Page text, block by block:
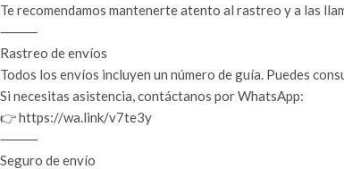
Te recomendamos mantenerte atento al rastreo y a las
⸻
Rastreo de envíos
Todos los envíos incluyen un número de guía. Puedes
Si necesitas asistencia, contáctanos por WhatsApp:
👉 https://wa.link/v7te3y
⸻
Seguro de envío